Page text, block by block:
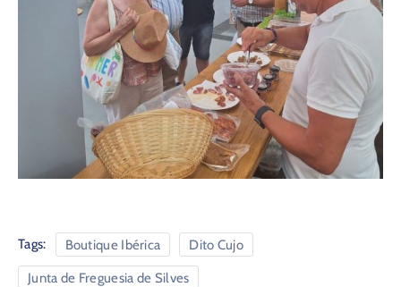
Tags: Boutique Ibérica Dito Cujo
Junta de Freguesia de Silves